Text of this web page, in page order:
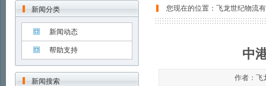
您现在的位置： 飞龙世纪物流
新闻搜索
新闻分类
新闻动态
帮助支持 中
作者：